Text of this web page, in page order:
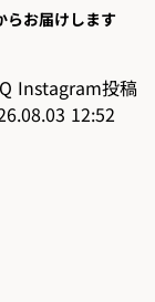
らお届けします